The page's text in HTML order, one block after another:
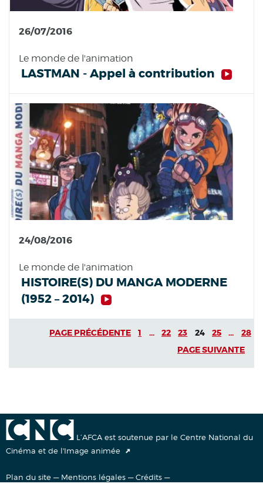
26/07/2016
Le monde de l'animation
LASTMAN - Appel à contribution
24/08/2016
Le monde de l'animation
HISTOIRE(S) DU MANGA MODERNE
(1952 – 2014)
PAGE PRÉCÉDENTE 1 ... 22 23 24 25 ...
28
PAGE SUIVANTE
L’AFCA est soutenue par le Centre National du
Cinéma et de l'Image animée
Plan du site — Mentions légales —Crédits —